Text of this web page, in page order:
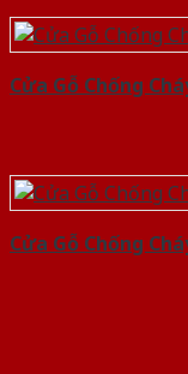
Cửa Gỗ Chống
Cửa Gỗ Chống